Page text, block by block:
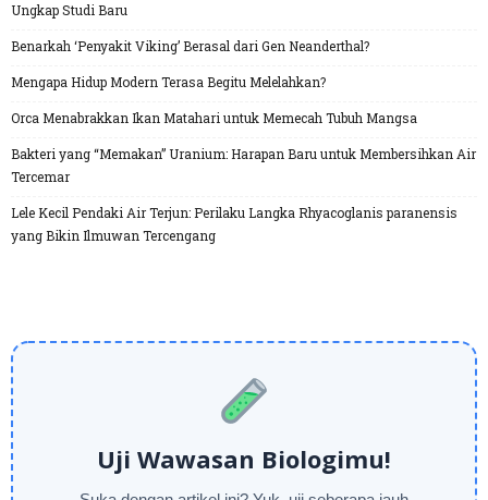
Ungkap Studi Baru
Benarkah ‘Penyakit Viking’ Berasal dari Gen Neanderthal?
Mengapa Hidup Modern Terasa Begitu Melelahkan?
Orca Menabrakkan Ikan Matahari untuk Memecah Tubuh Mangsa
Bakteri yang “Memakan” Uranium: Harapan Baru untuk Membersihkan Air
Tercemar
Lele Kecil Pendaki Air Terjun: Perilaku Langka Rhyacoglanis paranensis
yang Bikin Ilmuwan Tercengang
Uji Wawasan Biologimu!